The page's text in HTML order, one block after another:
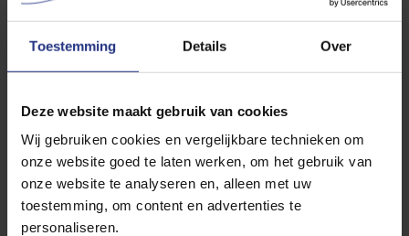
Toestemming Details Over
Deze website maakt gebruik van cookies
Wij gebruiken cookies en vergelijkbare technieken om
onze website goed te laten werken, om het gebruik van
onze website te analyseren en, alleen met uw
toestemming, om content en advertenties te
personaliseren.
Someren
productielocatie.
Waterkwaliteit in andere plaatsen
Locatie